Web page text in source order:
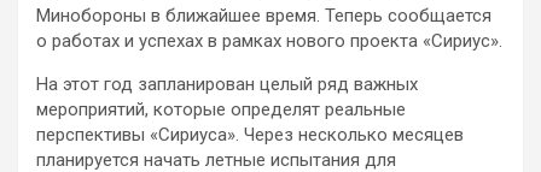
Минобороны в ближайшее время. Теперь сообщается
о работах и успехах в рамках нового проекта «Сириус».
На этот год запланирован целый ряд важных
мероприятий, которые определят реальные
перспективы «Сириуса». Через несколько месяцев
планируется начать летные испытания для